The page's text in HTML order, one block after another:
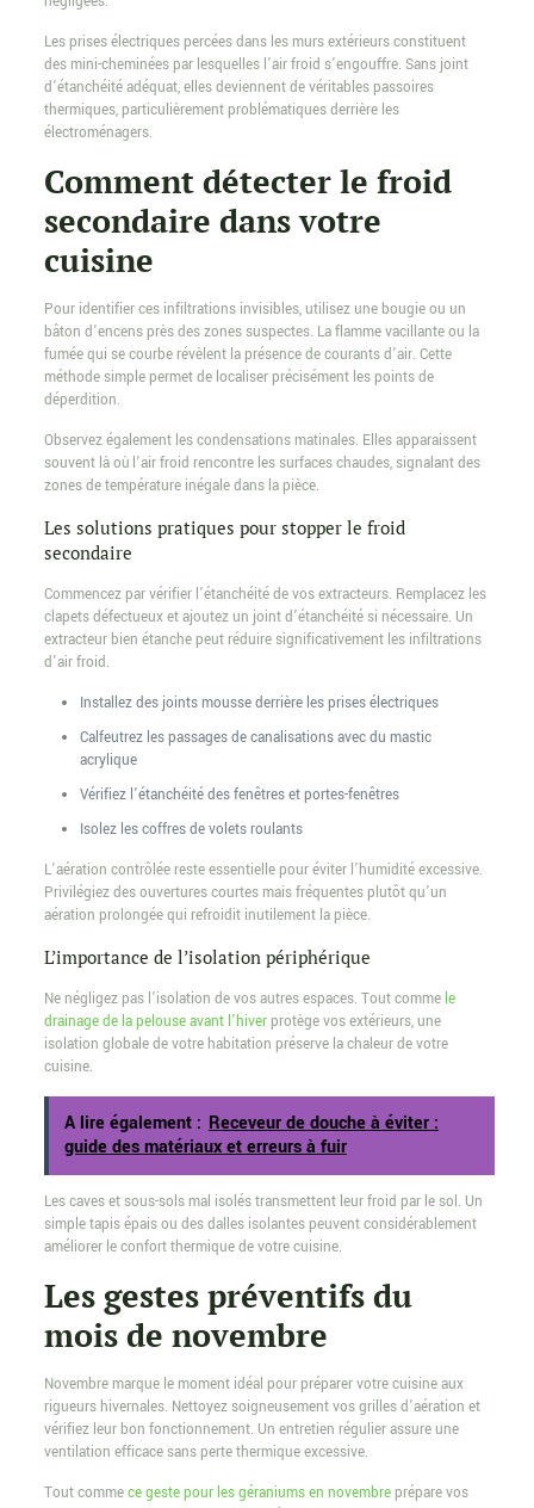
Les prises électriques percées dans les murs extérieurs constituent
des mini-cheminées par lesquelles l’air froid s’engouffre. Sans joint
d’étanchéité adéquat, elles deviennent de véritables passoires
thermiques, particulièrement problématiques derrière les
électroménagers.
Comment détecter le froid
secondaire dans votre
cuisine
Pour identifier ces infiltrations invisibles, utilisez une bougie ou un
bâton d’encens près des zones suspectes. La flamme vacillante ou la
fumée qui se courbe révèlent la présence de courants d’air. Cette
méthode simple permet de localiser précisément les points de
déperdition.
Observez également les condensations matinales. Elles apparaissent
souvent là où l’air froid rencontre les surfaces chaudes, signalant des
zones de température inégale dans la pièce.
Les solutions pratiques pour stopper le froid
secondaire
Commencez par vérifier l’étanchéité de vos extracteurs. Remplacez les
clapets défectueux et ajoutez un joint d’étanchéité si nécessaire. Un
extracteur bien étanche peut réduire significativement les infiltrations
d’air froid.
Installez des joints mousse derrière les prises électriques
Calfeutrez les passages de canalisations avec du mastic
acrylique
Vérifiez l’étanchéité des fenêtres et portes-fenêtres
Isolez les coffres de volets roulants
L’aération contrôlée reste essentielle pour éviter l’humidité excessive.
Privilégiez des ouvertures courtes mais fréquentes plutôt qu’un
aération prolongée qui refroidit inutilement la pièce.
L’importance de l’isolation périphérique
Ne négligez pas l’isolation de vos autres espaces. Tout comme le
drainage de la pelouse avant l’hiverprotège vos extérieurs, une
isolation globale de votre habitation préserve la chaleur de votre
cuisine.
A lire également : Receveur de douche à éviter :
guide des matériaux et erreurs à fuir
Les caves et sous-sols mal isolés transmettent leur froid par le sol. Un
simple tapis épais ou des dalles isolantes peuvent considérablement
améliorer le confort thermique de votre cuisine.
Les gestes préventifs du
mois de novembre
Novembre marque le moment idéal pour préparer votre cuisine aux
rigueurs hivernales. Nettoyez soigneusement vos grilles d’aération et
vérifiez leur bon fonctionnement. Un entretien régulier assure une
ventilation efficace sans perte thermique excessive.
Tout commece geste pour les géraniums en novembreprépare vos